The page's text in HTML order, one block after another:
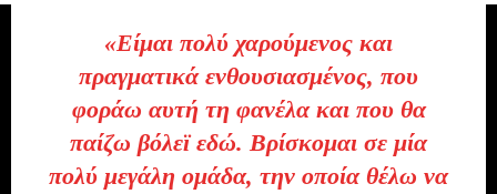
«Είμαι πολύ χαρούμενος και
πραγματικά ενθουσιασμένος, που
φοράω αυτή τη φανέλα και που θα
παίζω βόλεϊ εδώ. Βρίσκομαι σε μία
πολύ μεγάλη ομάδα, την οποία θέλω να